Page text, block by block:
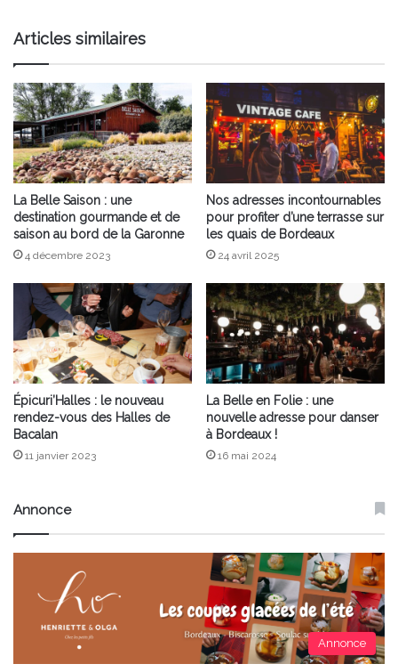
Articles similaires
La Belle Saison : une
destination gourmande et de
saison au bord de la Garonne
4 décembre 2023
Nos adresses incontournables
pour profiter d’une terrasse sur
les quais de Bordeaux
24 avril 2025
Épicuri’Halles : le nouveau
rendez-vous des Halles de
Bacalan
11 janvier 2023
La Belle en Folie : une
nouvelle adresse pour danser
à Bordeaux !
16 mai 2024
Annonce
Annonce